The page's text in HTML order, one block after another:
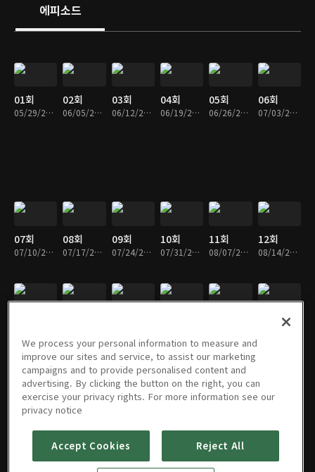
에피소드
01회
05/29/2020 • 1시간 22분
02회
06/05/2020 • 1시간 12분
03회
06/12/2020 • 1시간 12분
04회
06/19/2020 • 1시간 13분
05회
06/26/2020 • 1시간 14분
06회
07/03/2020 • 1시간 13분
07회
07/10/2020 • 1시간 14분
08회
07/17/2020 • 1시간 13분
09회
07/24/2020 • 1시간 14분
10회
07/31/2020 • 1시간 12분
11회
08/07/2020 • 1시간 14분
12회
08/14/2020 • 1시간 13분
18회
10/09/2020 • 1시간 13분
19회 20회 21회 22회 23회
We process your personal information to measure and
improve our sites and service, to assist our marketing
campaigns and to provide personalised content and
advertising. By clicking the button on the right, you can
exercise your privacy rights. For more information see our
privacy notice
Accept Cookies Reject All